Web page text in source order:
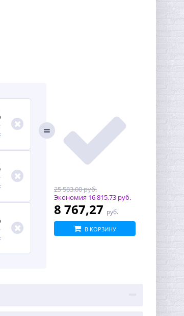
25 583,00 руб.
Экономия 16 815,73 руб.
8 767,27 руб.
В КОРЗИНУ